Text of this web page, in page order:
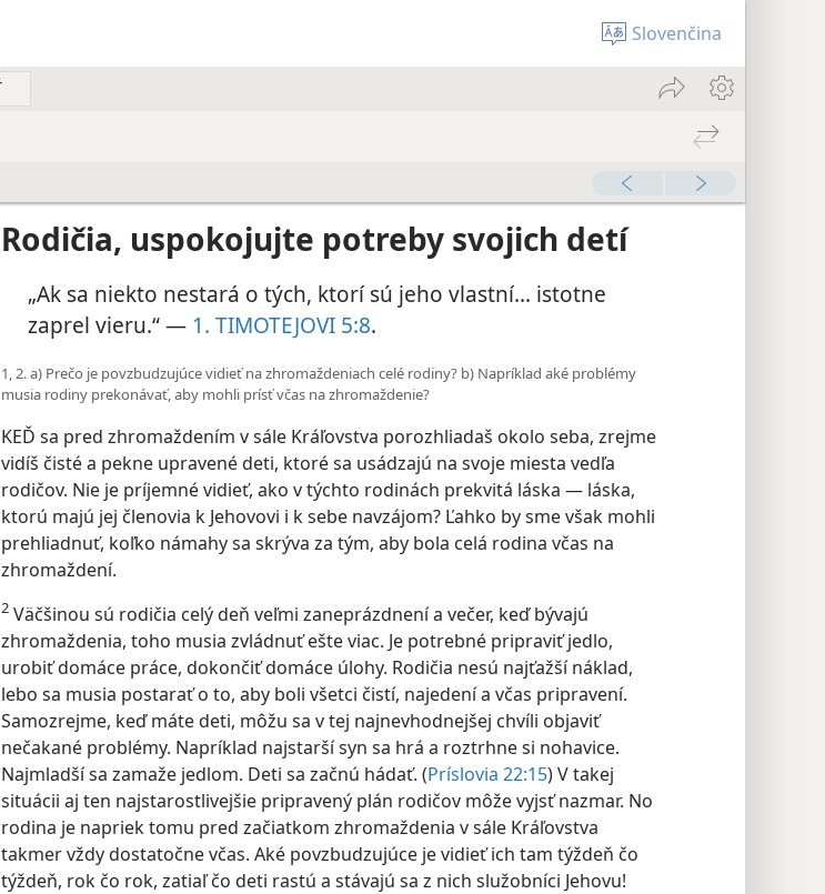
Slovenčina
Rodičia, uspokojujte potreby svojich detí
„Ak sa niekto nestará o tých, ktorí sú jeho vlastní... istotne
zaprel vieru.“ — 1. TIMOTEJOVI 5:8.
1, 2. a) Prečo je povzbudzujúce vidieť na zhromaždeniach celé rodiny? b) Napríklad aké problémy
musia rodiny prekonávať, aby mohli prísť včas na zhromaždenie?
KEĎ sa pred zhromaždením v sále Kráľovstva porozhliadaš okolo seba, zrejme
vidíš čisté a pekne upravené deti, ktoré sa usádzajú na svoje miesta vedľa
rodičov. Nie je príjemné vidieť, ako v týchto rodinách prekvitá láska — láska,
ktorú majú jej členovia k Jehovovi i k sebe navzájom? Ľahko by sme však mohli
prehliadnuť, koľko námahy sa skrýva za tým, aby bola celá rodina včas na
zhromaždení.
2 Väčšinou sú rodičia celý deň veľmi zaneprázdnení a večer, keď bývajú
zhromaždenia, toho musia zvládnuť ešte viac. Je potrebné pripraviť jedlo,
urobiť domáce práce, dokončiť domáce úlohy. Rodičia nesú najťažší náklad,
lebo sa musia postarať o to, aby boli všetci čistí, najedení a včas pripravení.
Samozrejme, keď máte deti, môžu sa v tej najnevhodnejšej chvíli objaviť
nečakané problémy. Napríklad najstarší syn sa hrá a roztrhne si nohavice.
Najmladší sa zamaže jedlom. Deti sa začnú hádať. (Príslovia 22:15) V takej
situácii aj ten najstarostlivejšie pripravený plán rodičov môže vyjsť nazmar. No
rodina je napriek tomu pred začiatkom zhromaždenia v sále Kráľovstva
takmer vždy dostatočne včas. Aké povzbudzujúce je vidieť ich tam týždeň čo
týždeň, rok čo rok, zatiaľ čo deti rastú a stávajú sa z nich služobníci Jehovu!